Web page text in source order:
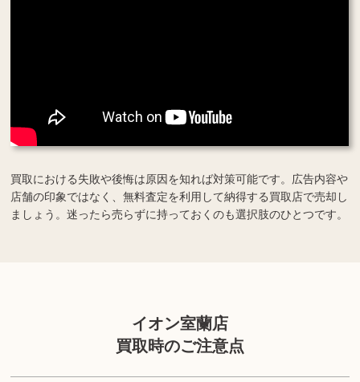
買取における失敗や後悔は原因を知れば対策可能です。広告内容や
店舗の印象ではなく、無料査定を利用して納得する買取店で売却し
ましょう。迷ったら売らずに持っておくのも選択肢のひとつです。
イオン室蘭店
買取時のご注意点